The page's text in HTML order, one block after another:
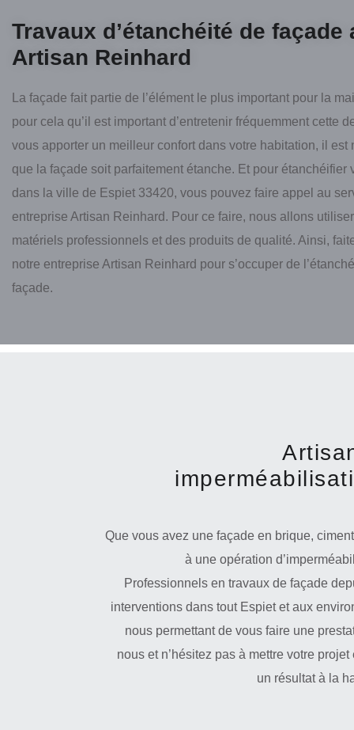
Travaux d’étanchéité de façade
Artisan Reinhard
La façade fait partie de l’élément le plus important pour la
pour cela qu’il est important d’entretenir fréquemment cette
vous apporter un meilleur confort dans votre habitation, il est
que la façade soit parfaitement étanche. Et pour étanchéifier
dans la ville de Espiet 33420, vous pouvez faire appel au
entreprise Artisan Reinhard. Pour ce faire, nous allons
matériels professionnels et des produits de qualité. Ainsi,
notre entreprise Artisan Reinhard pour s’occuper de
façade.
Que vous avez une façade en brique,
à une opération
Professionnels en travaux de façade
interventions dans tout Espiet et aux
nous permettant de vous faire une
nous et n’hésitez pas à mettre votre
un résultat à la